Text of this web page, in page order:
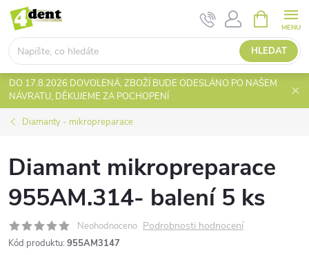
Přejít
obsah
HLEDAT
NÁKUPNÍ
KOŠÍK
DO 17.8.2026 DOVOLENÁ, ZBOŽÍ BUDE ODESLÁNO PO NAŠEM
NÁVRATU, DĚKUJEME ZA POCHOPENÍ
Diamanty - mikropreparace
Diamant mikropreparace
955AM.314- balení 5 ks
Neohodnoceno Podrobnosti hodnocení
Kód produktu: 955AM3147